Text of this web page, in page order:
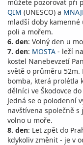
můžete pozorovat při
QIM (UNESCO) a
mladší doby
poli a mořem.
6. den: Volný den u
7. den: MOSTA - leží
kostel Nanebevzetí
světě o průměru 52m.
bomba, která prolétla
dělníci ve Škodovce
Jedná se o polodenní
navštívena společně
volno u moře.
8. den: Let zpět do
kdykoliv změnit - je v